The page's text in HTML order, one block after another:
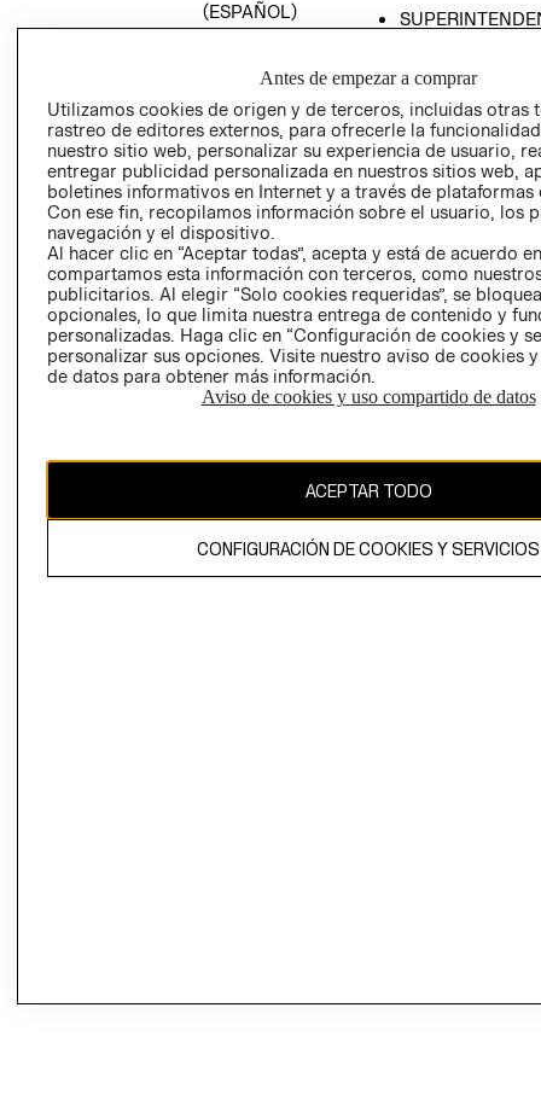
(ESPAÑOL)
TRANSPARENCIA
PETICIONES
QUEJAS Y
RECLAMOS
Colombia ($)
CAMBIAR REGIÓN
El contenido de esta página web está protegido por copyright y es
propiedad de H&M Hennes & Mauritz AB.
Antes de empezar a comprar
Utilizamos cookies de origen y de terceros, incluidas otras
rastreo de editores externos, para ofrecerle la
nuestro sitio web, personalizar su experiencia de usuario,
entregar publicidad personalizada en nuestros sitios web,
boletines informativos en Internet y a través de plataformas
Con ese fin, recopilamos información sobre el usuario, los
navegación y el dispositivo.
Al hacer clic en “Aceptar todas”, acepta y está de acuerdo
compartamos esta información con terceros, como
publicitarios. Al elegir “Solo cookies requeridas”, se
opcionales, lo que limita nuestra entrega de contenido y
personalizadas. Haga clic en “Configuración de cookies y
personalizar sus opciones. Visite nuestro aviso de cookies
de datos para obtener más información.
Aviso de cookies y uso compartido de datos
ACEPTAR TODO
CONFIGURACIÓN DE COOKIES Y SERVICIOS